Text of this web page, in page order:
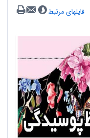
فایلهای مرتبط